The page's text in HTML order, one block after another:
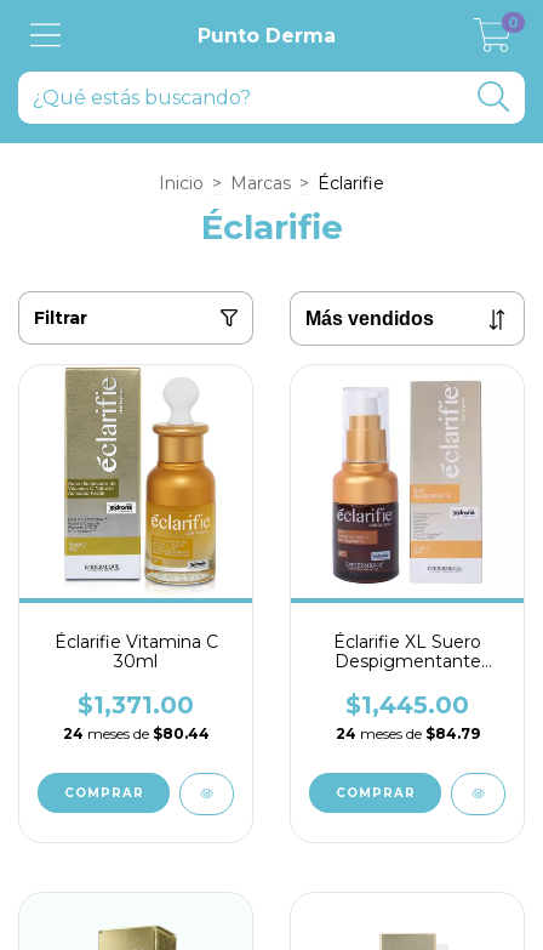
Punto Derma
0
Inicio > Marcas > Éclarifie
Éclarifie
Filtrar
Éclarifie Vitamina C
30ml
$1,371.00
24 meses de $80.44
Éclarifie XL Suero
Despigmentante
$1,445.00
24 meses de $84.79